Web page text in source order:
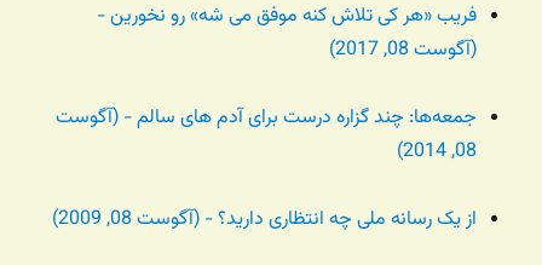
فریب «هر کی تلاش کنه موفق می شه» رو نخورین -
(آگوست 08, 2017)
جمعه‌ها: چند گزاره درست برای آدم های سالم - (آگوست
08, 2014)
از یک رسانه ملی چه انتظاری دارید؟ - (آگوست 08, 2009)